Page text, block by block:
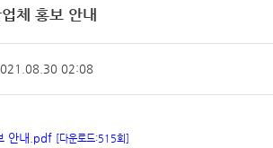
체 홍보 안내
02:08
안내.pdf [다운로드:515회]